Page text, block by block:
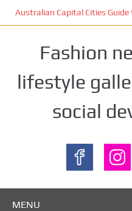
Australian Capital Cities
Fashion
lifestyle
social
MENU